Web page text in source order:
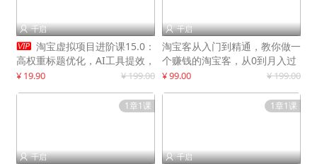
 千启
 淘宝虚拟项目进阶课15.0：
高权重标题优化，AI工具提效，
自动盈利模式搭建
¥ 19.90 ¥ 199.00
 千启
淘宝客从入门到精通，教你做一
个赚钱的淘宝客，从0到月入过
万
¥ 99.00 ¥ 199.00
1章1课
 千启
1章1课
 千启